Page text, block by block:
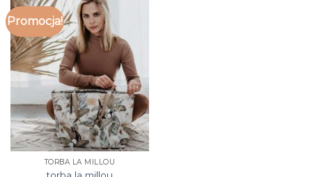
Promocja!
TORBA LA MILLOU
torba la millou